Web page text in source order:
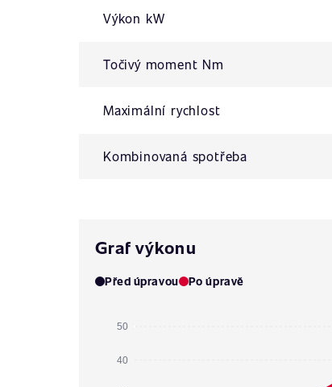
Výkon kW
Točivý moment Nm
Maximální rychlost
Kombinovaná spotřeba
Graf výkonu
Před úpravou Po úpravě
50
40